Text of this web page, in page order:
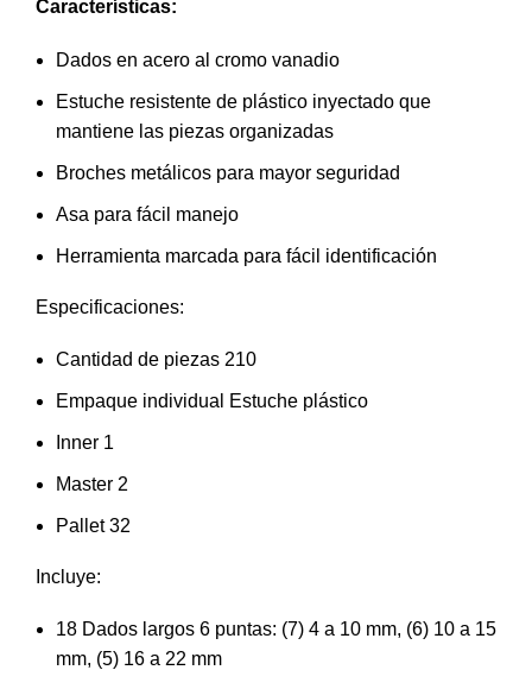
Características:
Dados en acero al cromo vanadio
Estuche resistente de plástico inyectado que
mantiene las piezas organizadas
Broches metálicos para mayor seguridad
Asa para fácil manejo
Herramienta marcada para fácil identificación
Especificaciones:
Cantidad de piezas 210
Empaque individual Estuche plástico
Inner 1
Master 2
Pallet 32
Incluye:
18 Dados largos 6 puntas: (7) 4 a 10 mm, (6) 10 a 15
mm, (5) 16 a 22 mm